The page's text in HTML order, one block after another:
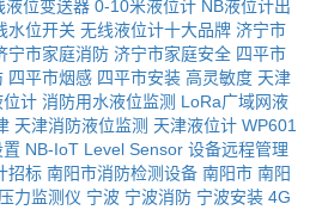
液位变送器 0-10米液位计 NB液位计出
水位开关 无线液位计十大品牌 济宁市
宁市家庭消防 济宁市家庭安全 四平市
四平市烟感 四平市安装 高灵敏度 天津
位计 消防用水液位监测 LoRa广域网液
天津消防液位监测 天津液位计 WP601
置 NB-IoT Level Sensor 设备远程管理
招标 南阳市消防检测设备 南阳市 南阳
力监测仪 宁波 宁波消防 宁波安装 4G